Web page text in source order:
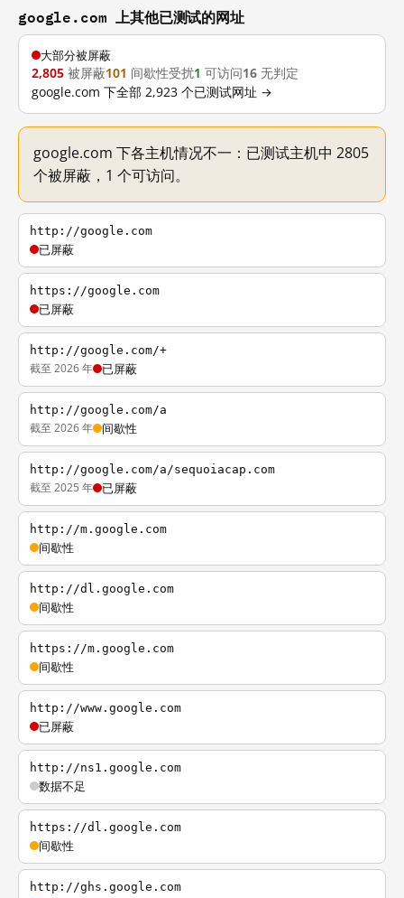
google.com 上其他已测试的网址
大部分被屏蔽
2,805 被屏蔽101 间歇性受扰1 可访问16 无判定
google.com 下全部 2,923 个已测试网址 →
google.com 下各主机情况不一：已测试主机中 2805
个被屏蔽，1 个可访问。
http://google.com
已屏蔽
https://google.com
已屏蔽
http://google.com/+
截至 2026 年 已屏蔽
http://google.com/a
截至 2026 年 间歇性
http://google.com/a/sequoiacap.com
截至 2025 年 已屏蔽
http://m.google.com
间歇性
http://dl.google.com
间歇性
https://m.google.com
间歇性
http://www.google.com
已屏蔽
http://ns1.google.com
数据不足
https://dl.google.com
间歇性
http://ghs.google.com